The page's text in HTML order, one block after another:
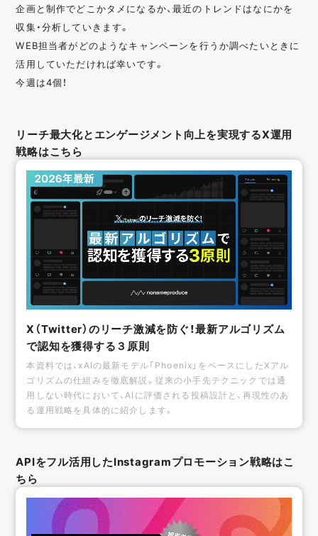
企画と制作でどこかタメになるか、最近のトレンドはなにかを
収集・分析していきます。
WEB担当者がどのようなキャンペーンを行うか調べたいときに
活用していただければ幸いです。
今週は4個！
リーチ最大化とエンゲージメント向上を実現するX運用
戦略はこちら
X（Twitter）のリーチ激減を防ぐ！最新アルゴリズム
で認知を獲得する３原則
本資料では、xAIの最新モデル「Phoenix」をベースにしたXアル
ゴリズムの仕組みを徹底解説。従来の小手先テクニックでは通
用しない時代において、AIに評価される投稿設計と、再現性のあ
る運用戦略を具体的に紹介します。
APIをフル活用したInstagramプロモーション戦略はこ
ちら